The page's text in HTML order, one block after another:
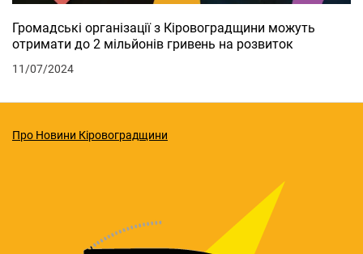
Громадські організації з Кіровоградщини можуть
отримати до 2 мільйонів гривень на розвиток
11/07/2024
Про Новини Кіровоградщини